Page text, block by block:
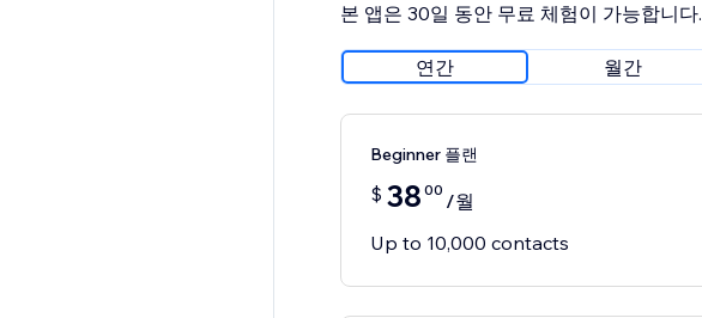
본 앱은 30일 동안 무료 체험이 가능합니다.
연간 월간
Beginner 플랜
$ 38 00 /월
Up to 10,000 contacts